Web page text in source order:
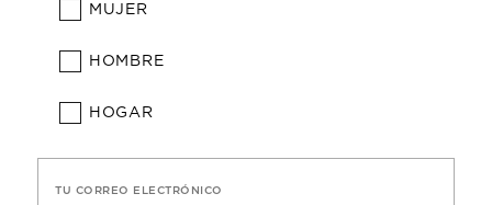
MUJER
HOMBRE
HOGAR
TU CORREO ELECTRÓNICO